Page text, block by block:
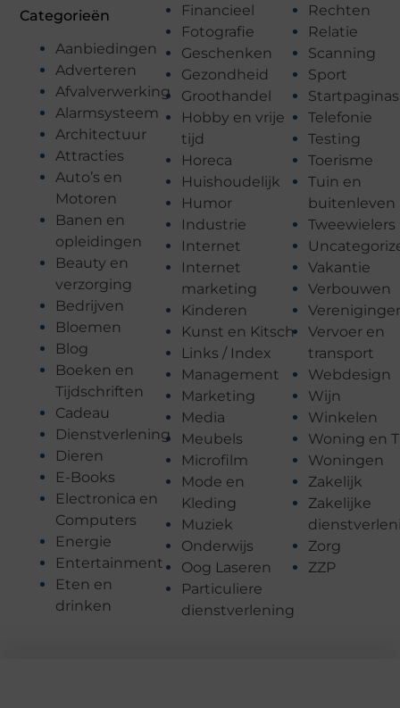
Categorieën
Aanbiedingen
Adverteren
Afvalverwerking
Alarmsysteem
Architectuur
Attracties
Auto’s en
Motoren
Banen en
opleidingen
Beauty en
verzorging
Bedrijven
Bloemen
Blog
Boeken en
Tijdschriften
Cadeau
Dienstverlening
Dieren
E-Books
Electronica en
Computers
Energie
Entertainment
Eten en
drinken
Financieel
Fotografie
Geschenken
Gezondheid
Groothandel
Hobby en vrije
tijd
Horeca
Huishoudelijk
Humor
Industrie
Internet
Internet
marketing
Kinderen
Kunst en Kitsch
Links / Index
Management
Marketing
Media
Meubels
Microfilm
Mode en
Kleding
Muziek
Onderwijs
Oog Laseren
Particuliere
dienstverlening
Rechten
Relatie
Scanning
Sport
Startpaginas
Telefonie
Testing
Toerisme
Tuin en
buitenleven
Tweewielers
Vakantie
Verbouwen
Vervoer en
transport
Webdesign
Wijn
Winkelen
Woning en
Woningen
Zakelijk
Zakelijke
Zorg
ZZP